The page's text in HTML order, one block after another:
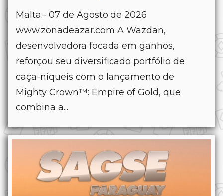
Malta.- 07 de Agosto de 2026
www.zonadeazar.com A Wazdan,
desenvolvedora focada em ganhos,
reforçou seu diversificado portfólio de
caça-níqueis com o lançamento de
Mighty Crown™: Empire of Gold, que
combina a...